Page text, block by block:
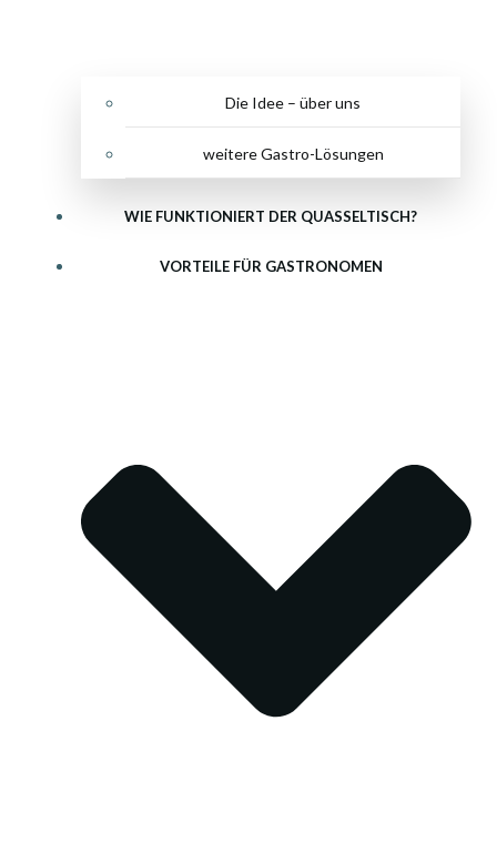
Die Idee – über uns
weitere Gastro-Lösungen
WIE FUNKTIONIERT DER QUASSELTISCH?
VORTEILE FÜR GASTRONOMEN